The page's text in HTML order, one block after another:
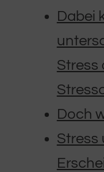
Dabei
Stress
Doch
Stress